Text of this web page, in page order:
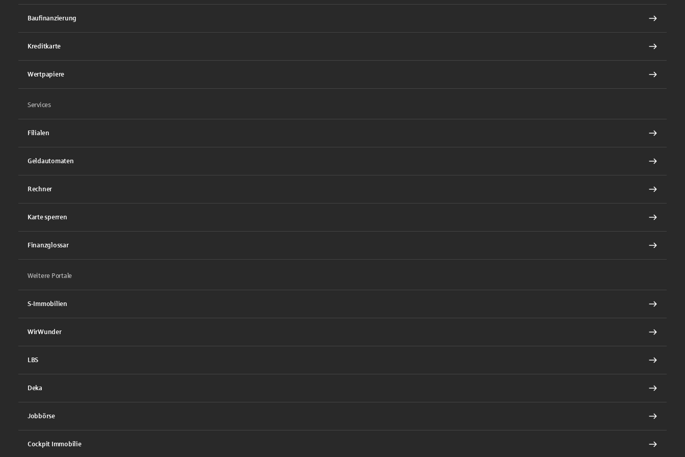
Baufinanzierung
Kreditkarte
Wertpapiere
Services
Filialen
Geldautomaten
Rechner
Karte sperren
Finanzglossar
Weitere Portale
S-Immobilien
WirWunder
LBS
Deka
Jobbörse
Cockpit Immobilie